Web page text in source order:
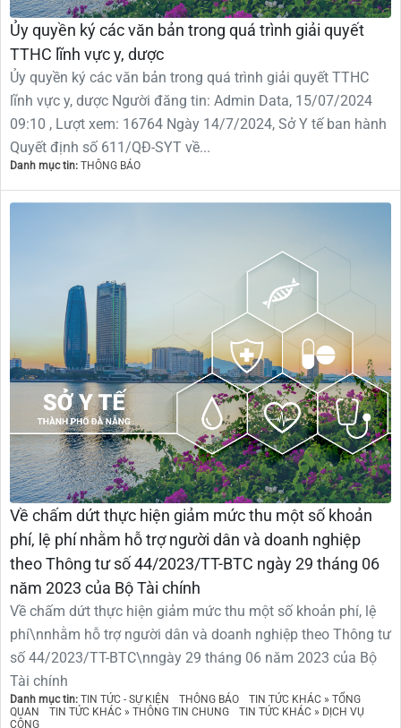
Ủy quyền ký các văn bản trong quá trình giải quyết
TTHC lĩnh vực y, dược
Ủy quyền ký các văn bản trong quá trình giải quyết TTHC
lĩnh vực y, dược Người đăng tin: Admin Data, 15/07/2024
09:10 , Lượt xem: 16764 Ngày 14/7/2024, Sở Y tế ban hành
Quyết định số 611/QĐ-SYT về...
Danh mục tin: THÔNG BÁO
Về chấm dứt thực hiện giảm mức thu một số khoản
phí, lệ phí nhằm hỗ trợ người dân và doanh nghiệp
theo Thông tư số 44/2023/TT-BTC ngày 29 tháng 06
năm 2023 của Bộ Tài chính
Về chấm dứt thực hiện giảm mức thu một số khoản phí, lệ
phí\nnhằm hỗ trợ người dân và doanh nghiệp theo Thông tư
số 44/2023/TT-BTC\nngày 29 tháng 06 năm 2023 của Bộ
Tài chính
Danh mục tin: TIN TỨC - SỰ KIỆN THÔNG BÁO
TIN TỨC KHÁC » TỔNG
QUAN
TIN TỨC KHÁC » THÔNG TIN CHUNG
TIN TỨC KHÁC » DỊCH VỤ
CÔNG